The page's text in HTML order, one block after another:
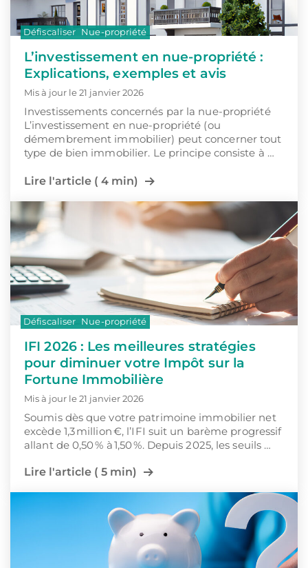
L’investissement en nue-propriété :
Explications, exemples et avis
Mis à jour le 21 janvier 2026
Investissements concernés par la nue-propriété
L’investissement en nue-propriété (ou
démembrement immobilier) peut concerner tout
type de bien immobilier. Le principe consiste à …
Lire l'article ( 4 min)
Défiscaliser Nue-propriété
IFI 2026 : Les meilleures stratégies
pour diminuer votre Impôt sur la
Fortune Immobilière
Mis à jour le 21 janvier 2026
Soumis dès que votre patrimoine immobilier net
excède 1,3 million €, l’IFI suit un barème progressif
allant de 0,50 % à 1,50 %. Depuis 2025, les seuils …
Lire l'article ( 5 min)
Défiscaliser Nue-propriété